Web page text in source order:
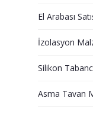
BİZE ULAŞIN
El Arabası
İzolasyon
Silikon
Asma Tavan